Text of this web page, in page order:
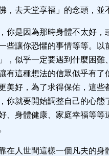
，去天堂享福」的念頭，並
你是因為那時身體不太好，
些讓你恐懼的事情等等。以
，似乎一定要遇到什麼困難
有這種想法的信眾似乎有了
美好，為了求得保佑，這些
你就要開始調整自己的心態
、身體健康、家庭幸福等等
在人世間這樣一個凡夫的身